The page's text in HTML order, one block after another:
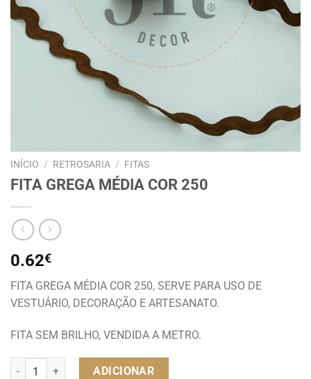
INÍCIO / RETROSARIA / FITAS
FITA GREGA MÉDIA COR 250
0.62€
FITA GREGA MÉDIA COR 250, SERVE PARA USO DE
VESTUÁRIO, DECORAÇÃO E ARTESANATO.
FITA SEM BRILHO, VENDIDA A METRO.
Quantidade de FITA GREGA MÉDIA COR 250
ADICIONAR